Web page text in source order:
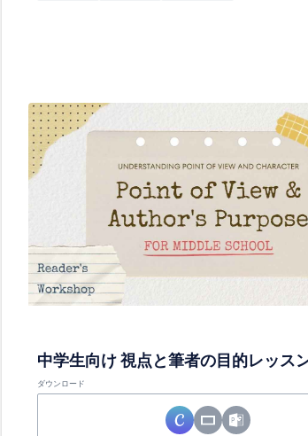
中学生向け 視点と筆者の目的レッス
ダウンロード